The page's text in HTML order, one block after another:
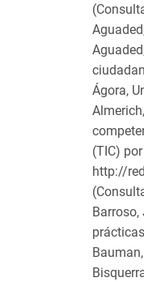
Ágora,
(TIC)
http://